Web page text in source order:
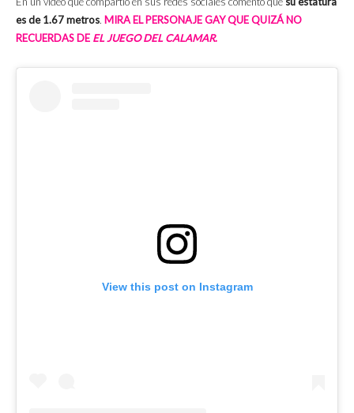
es de 1.67 metros. MIRA EL PERSONAJE GAY QUE QUIZÁ NO
RECUERDAS DE EL JUEGO DEL CALAMAR.
View this post on Instagram